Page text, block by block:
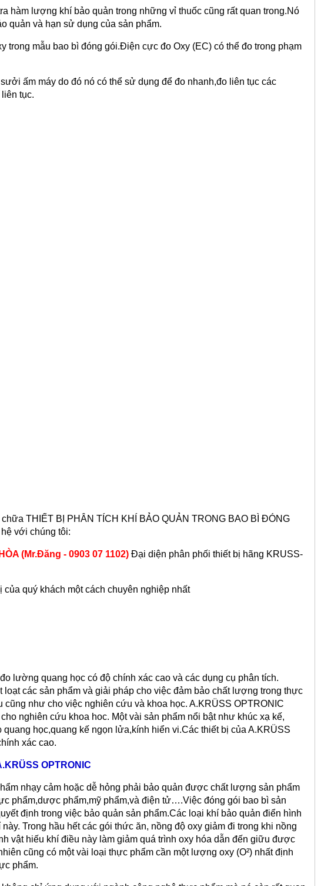
hàm lượng khí bảo quản trong những vỉ thuốc cũng rất quan trong.Nó
quản và hạn sử dụng của sản phẩm.
trong mẫu bao bì đóng gói.Điện cực đo Oxy (EC) có thể đo trong phạm
ấm máy do đó nó có thể sử dụng để đo nhanh,đo liên tục các
tục.
THIẾT BỊ PHÂN TÍCH KHÍ BẢO QUẢN TRONG BAO BÌ ĐÓNG
với chúng tôi:
(Mr.Đăng - 0903 07 1102) Đại diện phân phối thiết bị hãng KRUSS-
quý khách một cách chuyên nghiệp nhất
lường quang học có độ chính xác cao và các dụng cụ phân tích.
các sản phẩm và giải pháp cho việc đảm bảo chất lượng trong thực
như cho việc nghiên cứu và khoa học. A.KRÜSS OPTRONIC
nghiên cứu khoa hoc. Một vài sản phẩm nổi bật như khúc xạ kế,
học,quang kế ngọn lửa,kính hiển vi.Các thiết bị của A.KRÜSS
xác cao.
OPTRONIC
nhạy cảm hoặc dễ hỏng phải bảo quản được chất lượng sản phẩm
phẩm,dược phẩm,mỹ phẩm,và điện tử….Việc đóng gói bao bì sản
định trong việc bảo quản sản phẩm.Các loại khí bảo quản điển hình
Trong hầu hết các gói thức ăn, nồng độ oxy giảm đi trong khi nồng
vật hiếu khí điều này làm giảm quá trình oxy hóa dẫn đến giữu được
cũng có một vài loại thực phẩm cần một lượng oxy (O²) nhất định
phẩm.